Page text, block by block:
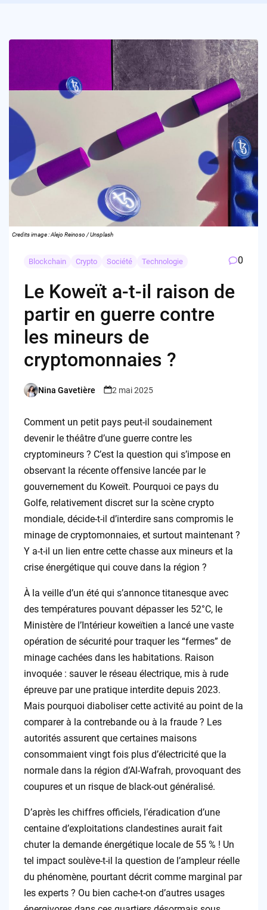
Credits image : Alejo Reinoso / Unsplash
Blockchain Crypto Société Technologie 0
Le Koweït a-t-il raison de
partir en guerre contre
les mineurs de
cryptomonnaies ?
Posted
Nina Gavetière 2 mai 2025
Comment un petit pays peut-il soudainement
devenir le théâtre d’une guerre contre les
cryptomineurs ? C’est la question qui s’impose en
observant la récente offensive lancée par le
gouvernement du Koweït. Pourquoi ce pays du
Golfe, relativement discret sur la scène crypto
mondiale, décide-t-il d’interdire sans compromis le
minage de cryptomonnaies, et surtout maintenant ?
Y a-t-il un lien entre cette chasse aux mineurs et la
crise énergétique qui couve dans la région ?
À la veille d’un été qui s’annonce titanesque avec
des températures pouvant dépasser les 52°C, le
Ministère de l’Intérieur koweïtien a lancé une vaste
opération de sécurité pour traquer les “fermes” de
minage cachées dans les habitations. Raison
invoquée : sauver le réseau électrique, mis à rude
épreuve par une pratique interdite depuis 2023.
Mais pourquoi diaboliser cette activité au point de la
comparer à la contrebande ou à la fraude ? Les
autorités assurent que certaines maisons
consommaient vingt fois plus d’électricité que la
normale dans la région d’Al-Wafrah, provoquant des
coupures et un risque de black-out généralisé.
D’après les chiffres officiels, l’éradication d’une
centaine d’exploitations clandestines aurait fait
chuter la demande énergétique locale de 55 % ! Un
tel impact soulève-t-il la question de l’ampleur réelle
du phénomène, pourtant décrit comme marginal par
les experts ? Ou bien cache-t-on d’autres usages